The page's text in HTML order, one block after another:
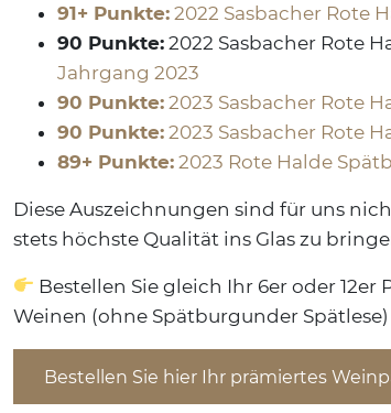
91+ Punkte: 2022 Sasbacher Rote
90 Punkte: 2022 Sasbacher Rote
Jahrgang 2023
90 Punkte: 2023 Sasbacher Rote
90 Punkte: 2023 Sasbacher Rote
89+ Punkte: 2023 Rote Halde
Diese Auszeichnungen sind für uns
stets höchste Qualität ins Glas zu
Bestellen Sie gleich Ihr 6er oder
Weinen (ohne Spätburgunder
Bestellen Sie hier Ihr prämiertes